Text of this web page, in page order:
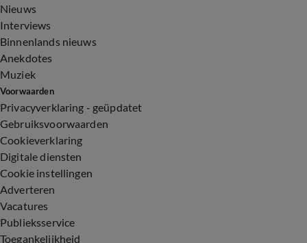
Nieuws
Interviews
Binnenlands nieuws
Anekdotes
Muziek
Voorwaarden
Privacyverklaring - geüpdatet
Gebruiksvoorwaarden
Cookieverklaring
Digitale diensten
Cookie instellingen
Adverteren
Vacatures
Publieksservice
Toegankelijkheid